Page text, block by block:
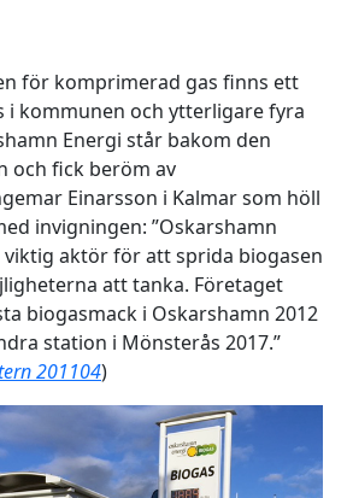
för komprimerad gas finns ett
i kommunen och ytterligare fyra
Energi står bakom den
och fick beröm av
Einarsson i Kalmar som höll
invigningen: ”Oskarshamn
viktig aktör för att sprida biogasen
att tanka. Företaget
biogasmack i Oskarshamn 2012
station i Mönsterås 2017.”
201104)